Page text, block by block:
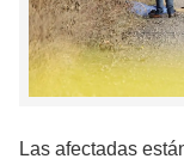
Las afectadas